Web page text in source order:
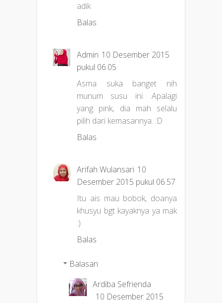
adik
Balas
Admin 10 Desember 2015
pukul 06.05
Asma suka banget nih
munum susu ini. Apalagi
yang pink, dia mah selalu
pilih dari kemasannya. :D
Balas
Arifah Wulansari 10
Desember 2015 pukul 06.57
Itu ais mau bobok, doanya
khusyu bgt kayaknya ya mak
:)
Balas
Balasan
Ardiba Sefrienda
10 Desember 2015